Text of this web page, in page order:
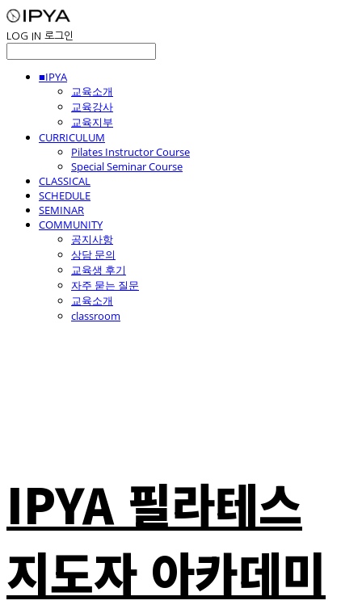
LOG IN 로그인
■IPYA
교육소개
교육강사
교육지부
CURRICULUM
Pilates Instructor Course
Special Seminar Course
CLASSICAL
SCHEDULE
SEMINAR
COMMUNITY
공지사항
상담 문의
교육생 후기
자주 묻는 질문
교육소개
classroom
IPYA 필라테스
지도자 아카데미